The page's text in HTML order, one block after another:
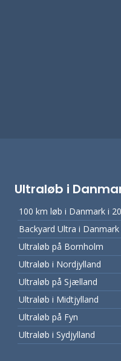
Ultraløb i
100 km løb i Danmark i
Backyard Ultra i Danmark
Ultraløb på Bornholm
Ultraløb i Nordjylland
Ultraløb på Sjælland
Ultraløb i Midtjylland
Ultraløb på Fyn
Ultraløb i Sydjylland